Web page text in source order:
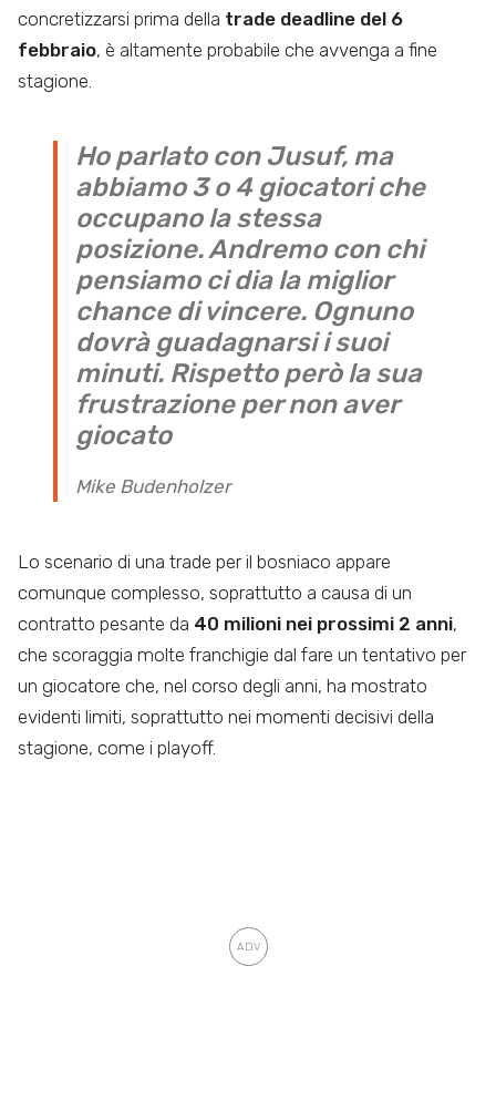
concretizzarsi prima della trade deadline del 6
febbraio, è altamente probabile che avvenga a fine
stagione.
Ho parlato con Jusuf, ma
abbiamo 3 o 4 giocatori che
occupano la stessa
posizione. Andremo con chi
pensiamo ci dia la miglior
chance di vincere. Ognuno
dovrà guadagnarsi i suoi
minuti. Rispetto però la sua
frustrazione per non aver
giocato
Mike Budenholzer
Lo scenario di una trade per il bosniaco appare
comunque complesso, soprattutto a causa di un
contratto pesante da 40 milioni nei prossimi 2 anni,
che scoraggia molte franchigie dal fare un tentativo per
un giocatore che, nel corso degli anni, ha mostrato
evidenti limiti, soprattutto nei momenti decisivi della
stagione, come i playoff.